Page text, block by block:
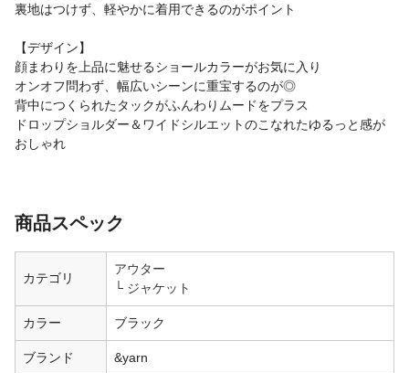
裏地はつけず、軽やかに着用できるのがポイント
【デザイン】
顔まわりを上品に魅せるショールカラーがお気に入り
オンオフ問わず、幅広いシーンに重宝するのが◎
背中につくられたタックがふんわりムードをプラス
ドロップショルダー＆ワイドシルエットのこなれたゆるっと感が
おしゃれ
商品スペック
カテゴリ
アウター
ジャケット
カラー ブラック
ブランド &yarn